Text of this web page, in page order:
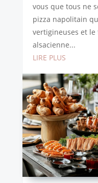
vous que tous ne
pizza napolitain
vertigineuses et
alsacienne...
LIRE PLUS